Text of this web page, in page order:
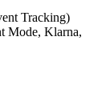
Tracking)
Mode, Klarna,